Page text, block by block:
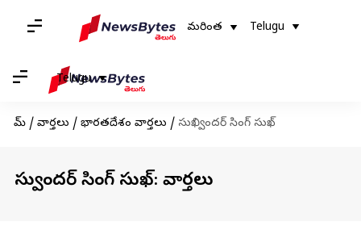
మరింత Telugu
Telugu
హోమ్ / వార్తలు / భారతదేశం వార్తలు / సుఖ్విందర్ సింగ్ సుఖ్
సుఖ్విందర్ సింగ్ సుఖ్: వార్తలు